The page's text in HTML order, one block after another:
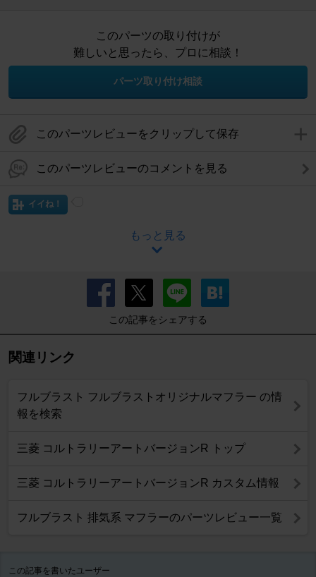
このパーツの取り付けが
難しいと思ったら、プロに相談！
パーツ取り付け相談
このパーツレビューをクリップして保存
このパーツレビューのコメントを見る
イイね！
もっと見る
この記事をシェアする
関連リンク
フルブラスト フルブラストオリジナルマフラー の情
報を検索
三菱 コルトラリーアートバージョンR トップ
三菱 コルトラリーアートバージョンR カスタム情報
フルブラスト 排気系 マフラーのパーツレビュー一覧
この記事を書いたユーザー